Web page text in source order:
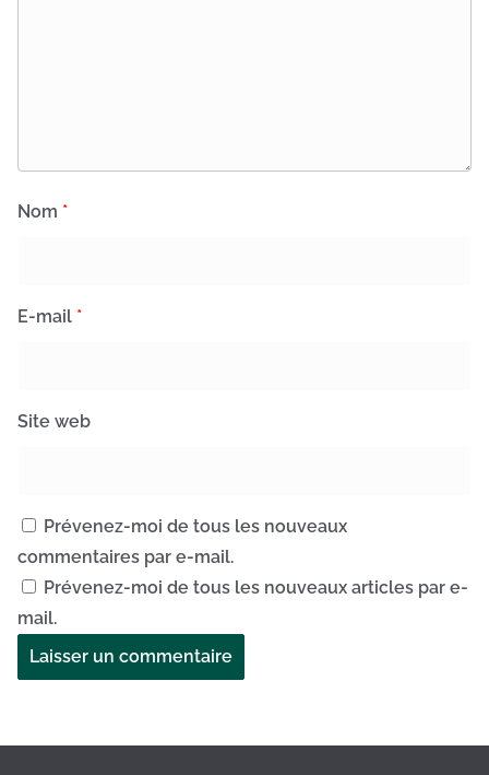
Nom *
E-mail *
Site web
Prévenez-moi de tous les nouveaux
commentaires par e-mail.
Prévenez-moi de tous les nouveaux articles par e-
mail.